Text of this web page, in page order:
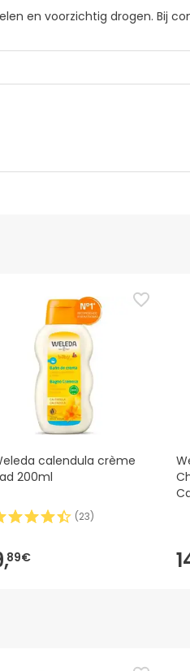
en voorzichtig drogen. Bij
voordat je het gebruikt.
door onze algemene
calendula crème
200ml
(23)
89€